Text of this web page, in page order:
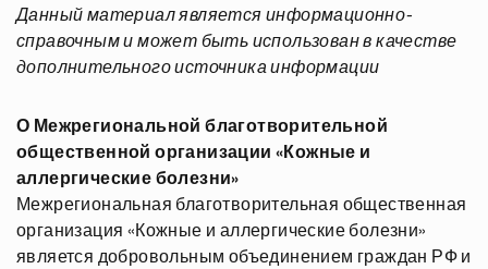
Данный материал является информационно-
справочным и может быть использован в качестве
дополнительного источника информации
О Межрегиональной благотворительной
общественной организации «Кожные и
аллергические болезни»
Межрегиональная благотворительная общественная
организация «Кожные и аллергические болезни»
является добровольным объединением граждан РФ и